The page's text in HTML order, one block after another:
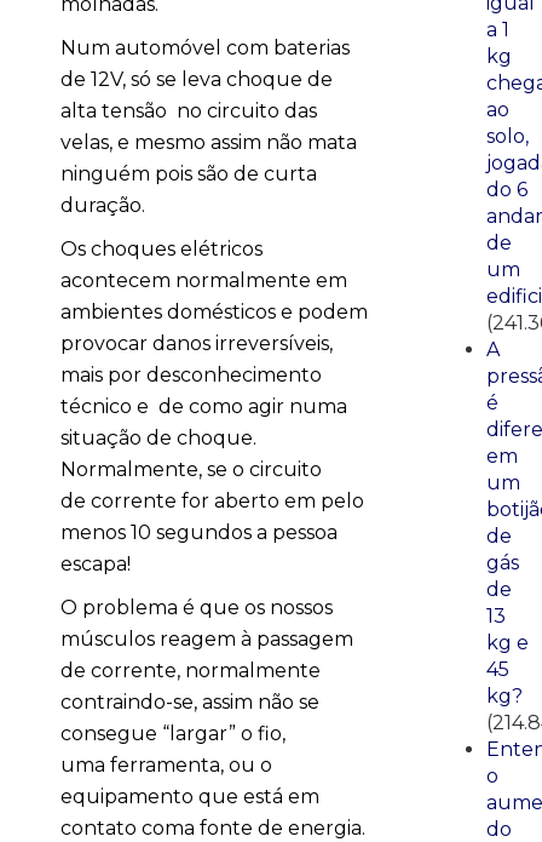
Num automóvel com baterias
de 12V, só se leva choque de
alta tensão no circuito das
velas, e mesmo assim não mata
ninguém pois são de curta
duração.
Os choques elétricos
acontecem normalmente em
ambientes domésticos e podem
provocar danos irreversíveis,
mais por desconhecimento
técnico e de como agir numa
situação de choque.
Normalmente, se o circuito
de corrente for aberto em pelo
menos 10 segundos a pessoa
escapa!
O problema é que os nossos
músculos reagem à passagem
de corrente, normalmente
contraindo-se, assim não se
consegue “largar” o fio,
uma ferramenta, ou o
equipamento que está em
contato coma fonte de energia.
a 1
kg
ao
solo,
do 6
andar
de
um
A
é
em
um
de
gás
de
13
kg e
45
kg?
o
do